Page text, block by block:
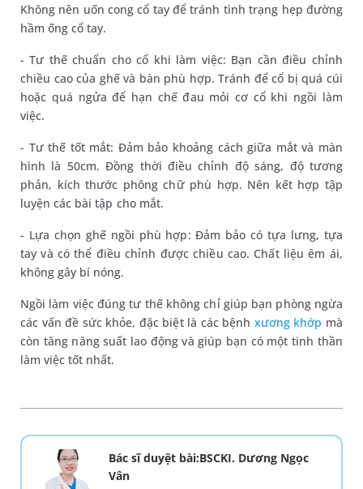
Không nên uốn cong cổ tay để tránh tình trạng hẹp đường
hầm ống cổ tay.
- Tư thế chuẩn cho cổ khi làm việc: Bạn cần điều chỉnh
chiều cao của ghế và bàn phù hợp. Tránh để cổ bị quá cúi
hoặc quá ngửa để hạn chế đau mỏi cơ cổ khi ngồi làm
việc.
- Tư thế tốt mắt: Đảm bảo khoảng cách giữa mắt và màn
hình là 50cm. Đồng thời điều chỉnh độ sáng, độ tương
phản, kích thước phông chữ phù hợp. Nên kết hợp tập
luyện các bài tập cho mắt.
- Lựa chọn ghế ngồi phù hợp: Đảm bảo có tựa lưng, tựa
tay và có thể điều chỉnh được chiều cao. Chất liệu êm ái,
không gây bí nóng.
Ngồi làm việc đúng tư thế không chỉ giúp bạn phòng ngừa
các vấn đề sức khỏe, đặc biệt là các bệnh xương khớp mà
còn tăng năng suất lao động và giúp bạn có một tinh thần
làm việc tốt nhất.
Bác sĩ duyệt bài:BSCKI. Dương Ngọc
Vân